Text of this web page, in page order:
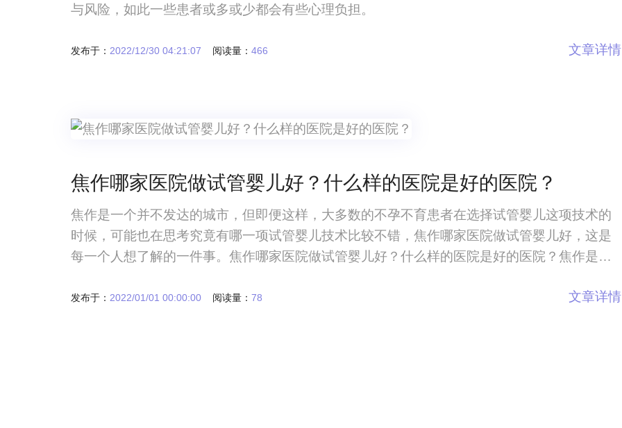
与风险，如此一些患者或多或少都会有些心理负担。
发布于： 2022/12/30 04:21:07 阅读量： 466 文章详情
焦作哪家医院做试管婴儿好？什么样的医院是好的医院？
焦作是一个并不发达的城市，但即便这样，大多数的不孕不育患者在选择试管婴儿这项技术的
时候，可能也在思考究竟有哪一项试管婴儿技术比较不错，焦作哪家医院做试管婴儿好，这是
每一个人想了解的一件事。焦作哪家医院做试管婴儿好？什么样的医院是好的医院？焦作是一
能也在思考究竟有哪一项试管婴儿技术比较不错，焦作哪家医院做试管婴儿好，这
发布于： 2022/01/01 00:00:00 阅读量： 78 文章详情